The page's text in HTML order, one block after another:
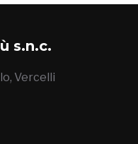
s.n.c.
Vercelli